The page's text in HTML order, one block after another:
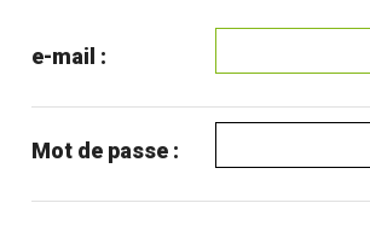
e-mail :
Mot de passe :